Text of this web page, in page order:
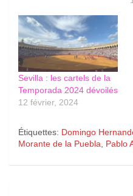
Sevilla : les cartels de la
Temporada 2024 dévoilés
12 février, 2024
Étiquettes: Domingo
Morante de la Puebla, Pablo